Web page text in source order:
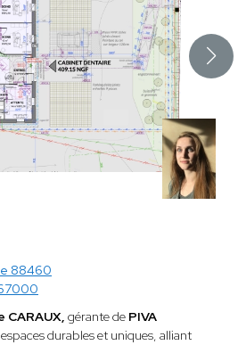
88460
CARAUX, gérante de PIVA
durables et uniques, alliant